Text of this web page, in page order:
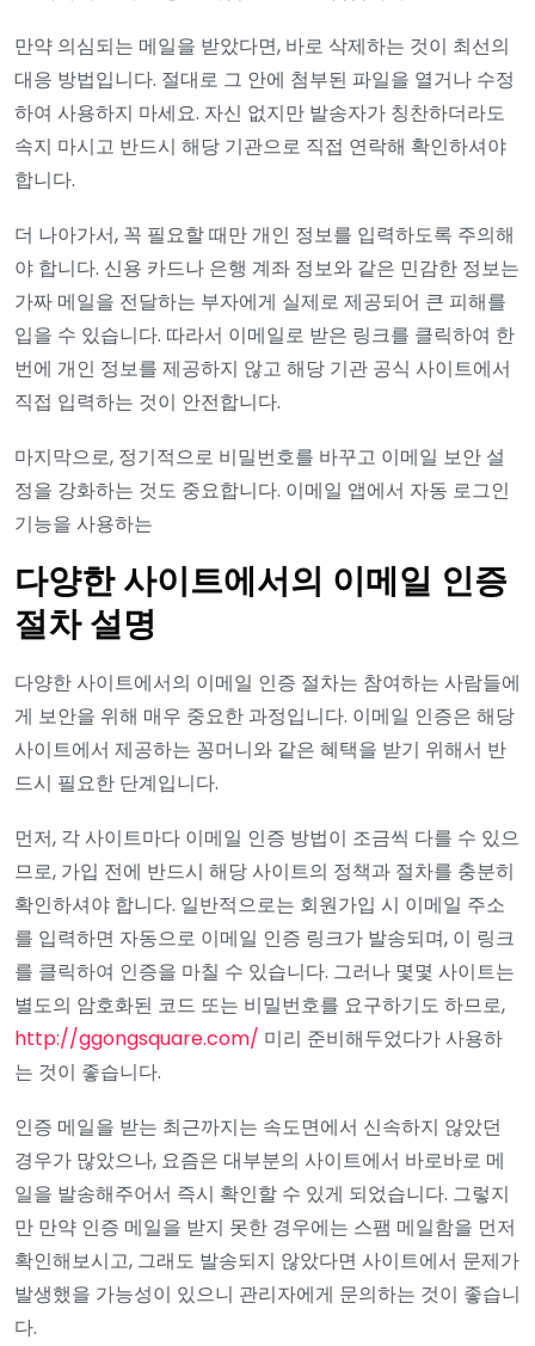
만약 의심되는 메일을 받았다면, 바로 삭제하는 것이 최선의
대응 방법입니다. 절대로 그 안에 첨부된 파일을 열거나 수정
하여 사용하지 마세요. 자신 없지만 발송자가 칭찬하더라도
속지 마시고 반드시 해당 기관으로 직접 연락해 확인하셔야
합니다.
더 나아가서, 꼭 필요할 때만 개인 정보를 입력하도록 주의해
야 합니다. 신용 카드나 은행 계좌 정보와 같은 민감한 정보는
가짜 메일을 전달하는 부자에게 실제로 제공되어 큰 피해를
입을 수 있습니다. 따라서 이메일로 받은 링크를 클릭하여 한
번에 개인 정보를 제공하지 않고 해당 기관 공식 사이트에서
직접 입력하는 것이 안전합니다.
마지막으로, 정기적으로 비밀번호를 바꾸고 이메일 보안 설
정을 강화하는 것도 중요합니다. 이메일 앱에서 자동 로그인
기능을 사용하는
다양한 사이트에서의 이메일 인증
절차 설명
다양한 사이트에서의 이메일 인증 절차는 참여하는 사람들에
게 보안을 위해 매우 중요한 과정입니다. 이메일 인증은 해당
사이트에서 제공하는 꽁머니와 같은 혜택을 받기 위해서 반
드시 필요한 단계입니다.
먼저, 각 사이트마다 이메일 인증 방법이 조금씩 다를 수 있으
므로, 가입 전에 반드시 해당 사이트의 정책과 절차를 충분히
확인하셔야 합니다. 일반적으로는 회원가입 시 이메일 주소
를 입력하면 자동으로 이메일 인증 링크가 발송되며, 이 링크
를 클릭하여 인증을 마칠 수 있습니다. 그러나 몇몇 사이트는
별도의 암호화된 코드 또는 비밀번호를 요구하기도 하므로,
http://ggongsquare.com/ 미리 준비해두었다가 사용하
는 것이 좋습니다.
인증 메일을 받는 최근까지는 속도면에서 신속하지 않았던
경우가 많았으나, 요즘은 대부분의 사이트에서 바로바로 메
일을 발송해주어서 즉시 확인할 수 있게 되었습니다. 그렇지
만 만약 인증 메일을 받지 못한 경우에는 스팸 메일함을 먼저
확인해보시고, 그래도 발송되지 않았다면 사이트에서 문제가
발생했을 가능성이 있으니 관리자에게 문의하는 것이 좋습니
다.